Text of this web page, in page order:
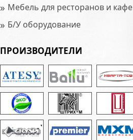
» Мебель для ресторанов и кафе
» Б/У оборудование
ПРОИЗВОДИТЕЛИ